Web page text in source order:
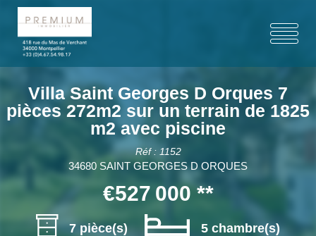
Villa Saint Georges D Orques 7
pièces 272m2 sur un terrain de 1825
m2 avec piscine
Réf : 1152
34680 SAINT GEORGES D ORQUES
€527 000 **
7 pièce(s)
5 chambre(s)